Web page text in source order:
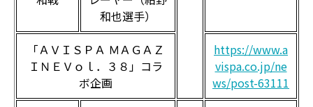
和也選手）
「ＡＶＩＳＰＡ ＭＡＧＡＺ
ＩＮＥＶｏｌ．３８」コラ
ボ企画
https://www.a
vispa.co.jp/ne
ws/post-63111